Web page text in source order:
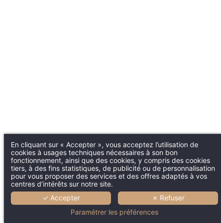
En cliquant sur « Accepter », vous acceptez l’utilisation de
cookies à usages techniques nécessaires à son bon
fonctionnement, ainsi que des cookies, y compris des cookies
tiers, à des fins statistiques, de publicité ou de personnalisation
pour vous proposer des services et des offres adaptés à vos
centres d’intérêts sur notre site.
✓ Accepter
✗ Refuser
Paramétrer les préférences